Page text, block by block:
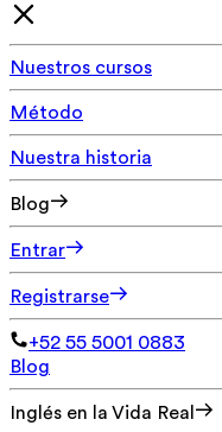
Nuestros cursos
Método
Nuestra historia
Blog
Entrar
Registrarse
+52 55 5001 0883
Blog
Inglés en la Vida Real